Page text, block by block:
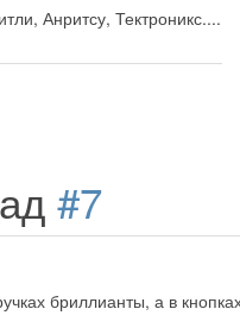
Анритсу, Тектроникс....
#7
бриллианты, а в